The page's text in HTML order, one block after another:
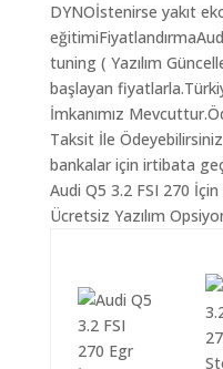
DYNOİstenirse yakıt
tuning ( Yazılım
başlayan
İmkanımız
Taksit İle
bankalar için irtibata
Audi Q5 3.2 FSI 270
Ücretsiz Yazılım